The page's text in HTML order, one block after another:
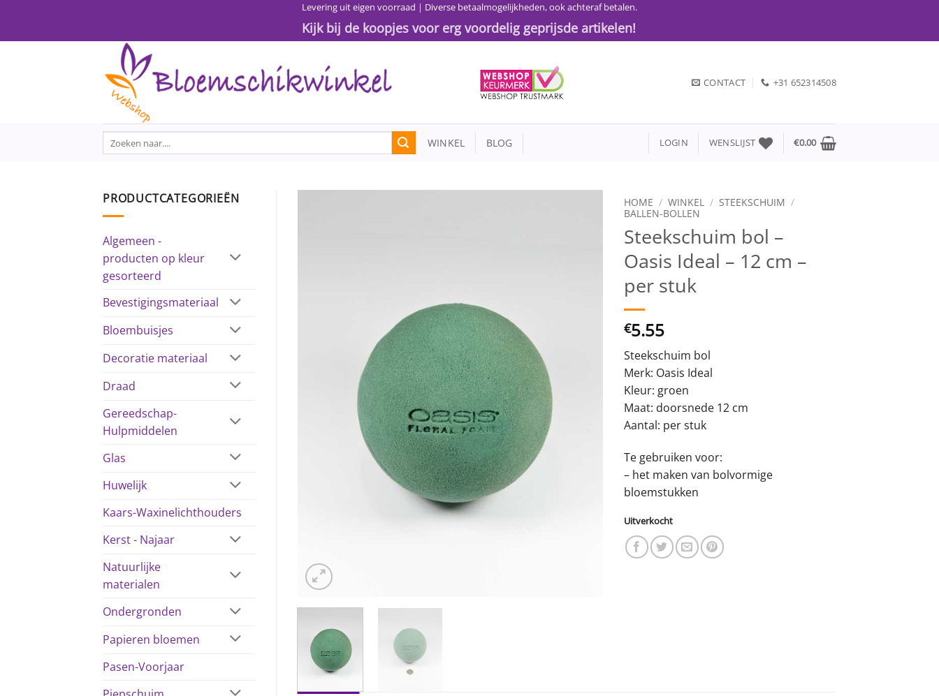
inhoud
Levering uit eigen voorraad | Diverse betaalmogelijkheden, ook achteraf betalen.
Kijk bij de koopjes voor erg voordelig geprijsde artikelen!
CONTACT +31 652314508
Zoeken
naar:
WINKEL BLOG LOGIN WENSLIJST €0.00
PRODUCTCATEGORIEËN
Algemeen -
producten op kleur
gesorteerd
Bevestigingsmateriaal
Bloembuisjes
Decoratie materiaal
Draad
Gereedschap-
Hulpmiddelen
Glas
Huwelijk
Kaars-Waxinelichthouders
Kerst - Najaar
Natuurlijke
materialen
Ondergronden
Papieren bloemen
Pasen-Voorjaar
HOME / WINKEL / STEEKSCHUIM /
BALLEN-BOLLEN
Steekschuim bol –
Oasis Ideal – 12 cm –
per stuk
€5.55
Steekschuim bol
Merk: Oasis Ideal
Kleur: groen
Maat: doorsnede 12 cm
Aantal: per stuk
Te gebruiken voor:
– het maken van bolvormige
bloemstukken
Uitverkocht